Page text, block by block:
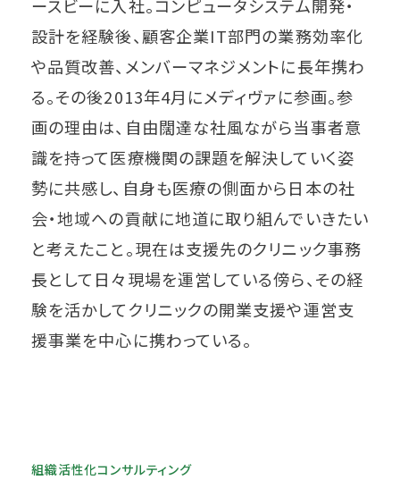
ースビーに入社。コンピュータシステム開発・
設計を経験後、顧客企業IT部門の業務効率化
や品質改善、メンバーマネジメントに長年携わ
る。その後2013年4月にメディヴァに参画。参
画の理由は、自由闊達な社風ながら当事者意
識を持って医療機関の課題を解決していく姿
勢に共感し、自身も医療の側面から日本の社
会・地域への貢献に地道に取り組んでいきたい
と考えたこと。現在は支援先のクリニック事務
長として日々現場を運営している傍ら、その経
験を活かしてクリニックの開業支援や運営支
援事業を中心に携わっている。
組織活性化コンサルティング